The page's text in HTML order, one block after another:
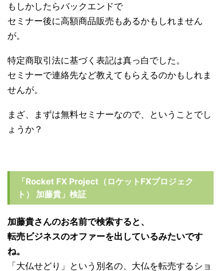
もしかしたらバックエンドで
セミナー後に高額商品販売もあるかもしれません
が。
特定商取引法に基づく表記は真っ白でした。
セミナーで連絡先など教えてもらえるのかもしれま
せんが。
まざ、まずは無料セミナーなので、ということでし
ょうか？
「Rocket FX Project（ロケットFXプロジェク
ト） 加藤貴」検証
加藤貴さんのお名前で検索すると、
転売ビジネスのオファーを出しているみたいです
ね。
「大仏せどり」という別名の、大仏を転売するショ